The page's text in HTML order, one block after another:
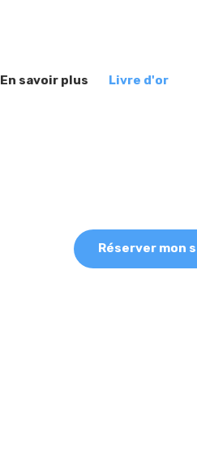
En savoir plus
Livre d'or
Réserver mon